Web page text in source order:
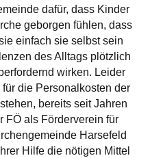
dafür, dass Kinder
geborgen fühlen, dass
einfach sie selbst sein
des Alltags plötzlich
wirken. Leider
die Personalkosten der
bereits seit Jahren
FÖ als Förderverein für
Harsefeld
Hilfe die nötigen Mittel